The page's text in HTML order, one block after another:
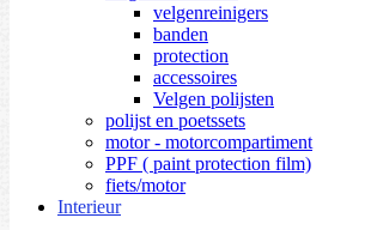
velgenreinigers
banden
protection
accessoires
Velgen polijsten
polijst en poetssets
motor - motorcompartiment
PPF ( paint protection film)
fiets/motor
Interieur